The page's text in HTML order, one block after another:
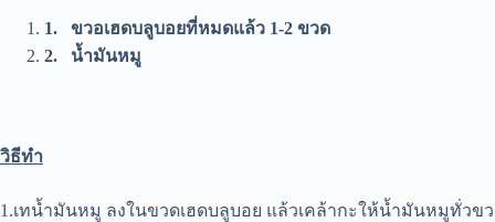
1. ขวอเฮดบลูบอยที่หมดแล้ว 1-2 ขวด
2. น้ำมันหมู
วิธีทำ
1.เทน้ำมันหมู ลงในขวดเฮดบลูบอย แล้วเคล้ากะให้น้ำมันหมูทั่วข